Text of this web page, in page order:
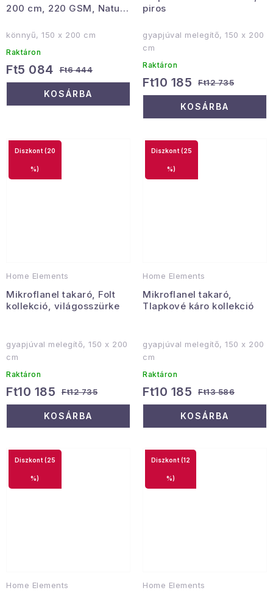
200 cm, 220 GSM, Natur
könnyű, 150 x 200 cm
Raktáron
Ft5 084 Ft6 444
KOSÁRBA
piros
gyapjúval melegítő, 150 x 200
cm
Raktáron
Ft10 185 Ft12 735
KOSÁRBA
Home Elements
Mikroflanel takaró, Folt
kollekció, világosszürke
(20
%)
gyapjúval melegítő, 150 x 200
cm
Raktáron
Ft10 185 Ft12 735
KOSÁRBA
Home Elements
Mikroflanel takaró,
Tlapkové káro kollekció
(25
%)
gyapjúval melegítő, 150 x 200
cm
Raktáron
Ft10 185 Ft13 586
KOSÁRBA
Home Elements
(25
%)
Home Elements
(12
%)